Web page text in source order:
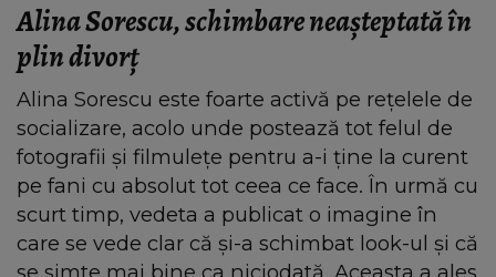
Alina Sorescu, schimbare neașteptată în
plin divorț
Alina Sorescu este foarte activă pe rețelele de
socializare, acolo unde postează tot felul de
fotografii și filmulețe pentru a-i ține la curent
pe fani cu absolut tot ceea ce face. În urmă cu
scurt timp, vedeta a publicat o imagine în
care se vede clar că și-a schimbat look-ul și că